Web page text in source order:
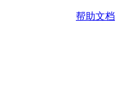
帮助文档